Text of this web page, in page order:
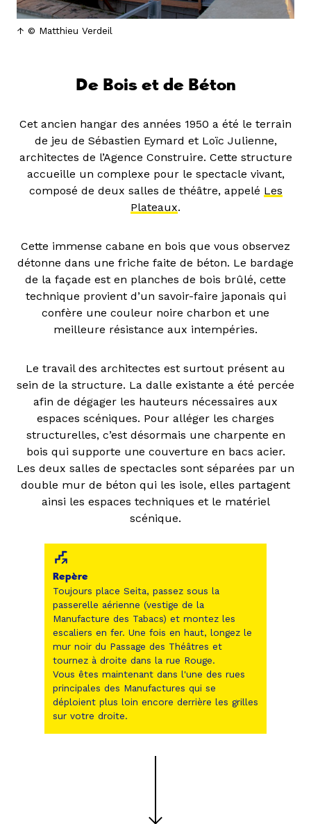
© Matthieu Verdeil
De Bois et de Béton
Cet ancien hangar des années 1950 a été le terrain
de jeu de Sébastien Eymard et Loïc Julienne,
architectes de l’Agence Construire. Cette structure
accueille un complexe pour le spectacle vivant,
composé de deux salles de théâtre, appelé Les
Plateaux.
Cette immense cabane en bois que vous observez
détonne dans une friche faite de béton. Le bardage
de la façade est en planches de bois brûlé, cette
technique provient d’un savoir-faire japonais qui
confère une couleur noire charbon et une
meilleure résistance aux intempéries.
Le travail des architectes est surtout présent au
sein de la structure. La dalle existante a été percée
afin de dégager les hauteurs nécessaires aux
espaces scéniques. Pour alléger les charges
structurelles, c’est désormais une charpente en
bois qui supporte une couverture en bacs acier.
Les deux salles de spectacles sont séparées par un
double mur de béton qui les isole, elles partagent
ainsi les espaces techniques et le matériel
scénique.
Repère
Toujours place Seita, passez sous la
passerelle aérienne (vestige de la
Manufacture des Tabacs) et montez les
escaliers en fer. Une fois en haut, longez le
mur noir du Passage des Théâtres et
tournez à droite dans la rue Rouge.
Vous êtes maintenant dans l'une des rues
principales des Manufactures qui se
déploient plus loin encore derrière les grilles
sur votre droite.